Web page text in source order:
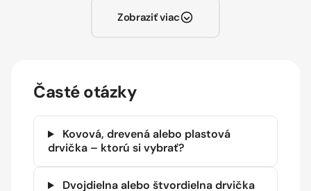
Zobraziť viac
Časté otázky
Kovová, drevená alebo plastová
drvička – ktorú si vybrať?
Dvojdielna alebo štvordielna drvička